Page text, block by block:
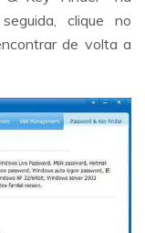
clique no
de volta a